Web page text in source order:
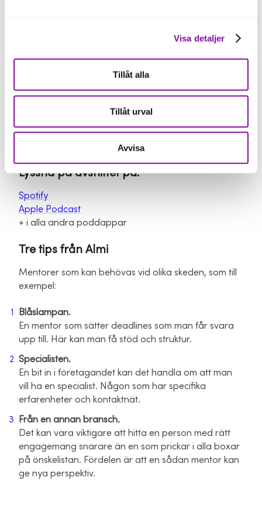
Visa detaljer
Tillåt alla
Tillåt urval
Avvisa
9. Rådvill? En mentor kan ge
företaget skjuts
En mentor är ett smart sätt att lära sig av andras
de gjorde för att övervinna problem som liknar de du
Lyssna på avsnittet på:
Spotify
Apple Podcast
+ i alla andra poddappar
Tre tips från Almi
Mentorer som kan behövas vid olika skeden, som till
exempel:
Blåslampan.
En mentor som sätter deadlines som man får svara
upp till. Här kan man få stöd och struktur.
Specialisten.
En bit in i företagandet kan det handla om att man
vill ha en specialist. Någon som har specifika
erfarenheter och kontaktnät.
Från en annan bransch.
Det kan vara viktigare att hitta en person med rätt
engagemang snarare än en som prickar i alla boxar
på önskelistan. Fördelen är att en sådan mentor kan
ge nya perspektiv.